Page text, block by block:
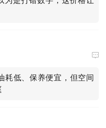
耗低、保养便宜，但空间